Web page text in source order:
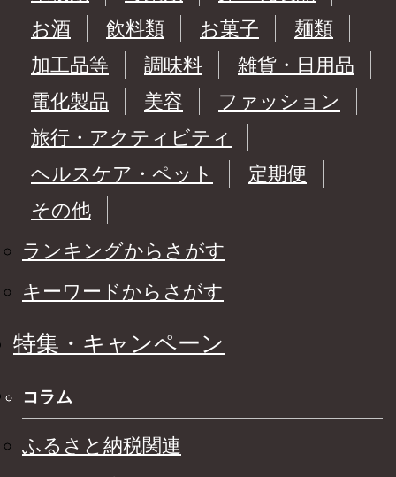
お酒
飲料類 お菓子
麺類
加工品等
調味料
雑貨・日用品
電化製品
美容
ファッション
旅行・アクティビティ
ヘルスケア・ペット
定期便
その他
ランキングからさがす
キーワードからさがす
特集・キャンペーン
コラム
ふるさと納税関連